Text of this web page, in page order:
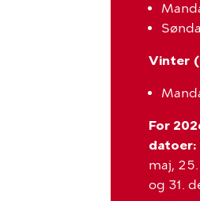
Vinter
For
datoer:
maj,
og 31.